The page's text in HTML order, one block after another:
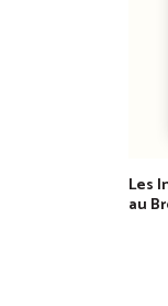
Les
au